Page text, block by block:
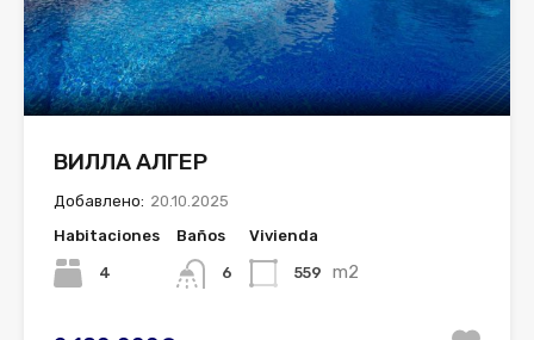
ВИЛЛА АЛГЕР
Добавлено: 20.10.2025
Habitaciones
4
Baños
6
Vivienda
559 m2